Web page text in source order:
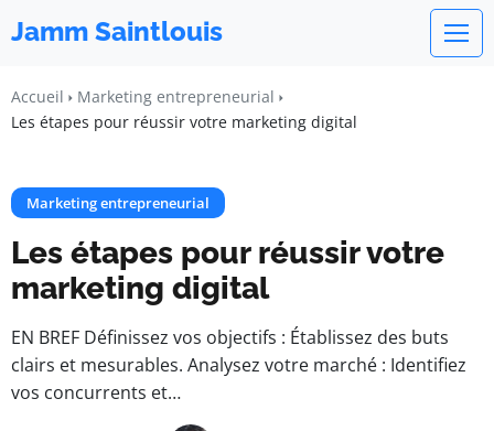
Jamm Saintlouis
Accueil
Marketing entrepreneurial
Les étapes pour réussir votre marketing digital
Marketing entrepreneurial
Les étapes pour réussir votre
marketing digital
EN BREF Définissez vos objectifs : Établissez des buts
clairs et mesurables. Analysez votre marché : Identifiez
vos concurrents et…